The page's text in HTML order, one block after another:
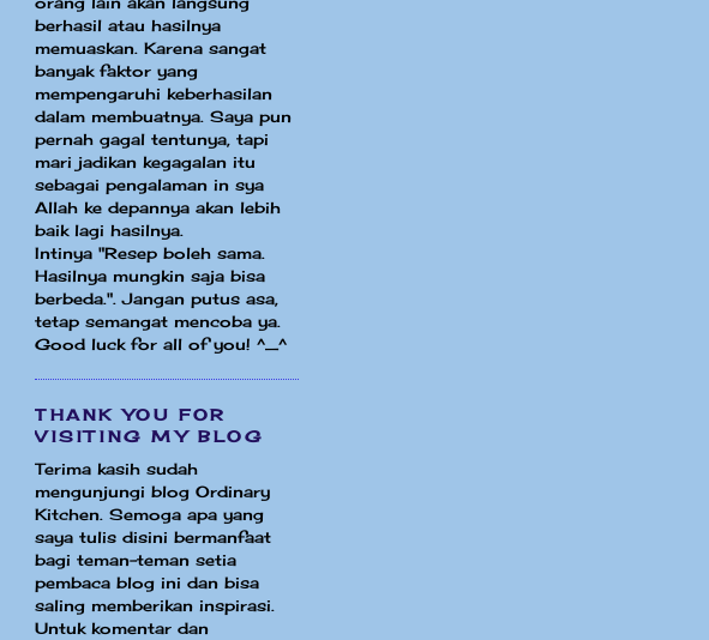
berhasil atau hasilnya
memuaskan. Karena sangat
banyak faktor yang
mempengaruhi keberhasilan
dalam membuatnya. Saya pun
pernah gagal tentunya, tapi
mari jadikan kegagalan itu
sebagai pengalaman in sya
Allah ke depannya akan lebih
baik lagi hasilnya.
Intinya "Resep boleh sama.
Hasilnya mungkin saja bisa
berbeda.". Jangan putus asa,
tetap semangat mencoba ya.
Good luck for all of you! ^_^
THANK YOU FOR
VISITING MY BLOG
Terima kasih sudah
mengunjungi blog Ordinary
Kitchen. Semoga apa yang
saya tulis disini bermanfaat
bagi teman-teman setia
pembaca blog ini dan bisa
saling memberikan inspirasi.
Untuk komentar dan